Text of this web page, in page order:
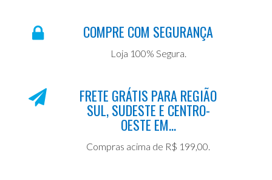
COMPRE COM SEGURANÇA
Loja 100% Segura.
FRETE GRÁTIS PARA REGIÃO
SUL, SUDESTE E CENTRO-
OESTE EM...
Compras acima de R$ 199,00.